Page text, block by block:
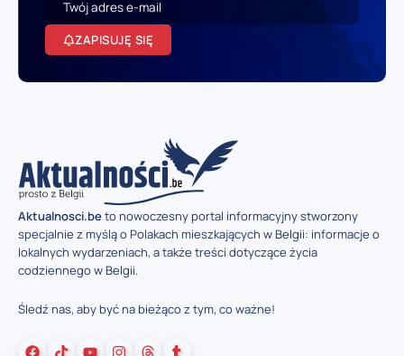
ZAPISUJĘ SIĘ
Aktualnosci.beto nowoczesny portal informacyjny stworzony
specjalnie z myślą o Polakach mieszkających w Belgii: informacje o
lokalnych wydarzeniach, a także treści dotyczące życia
codziennego w Belgii.
Śledź nas, aby być na bieżąco z tym, co ważne!